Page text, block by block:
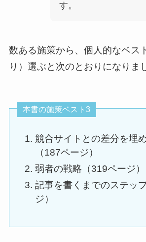
す。
数ある施策から、個人的なベス
り）選ぶと次のとおりになりま
本書の施策ベスト3
競合サイトとの差分を埋
（187ページ）
弱者の戦略（319ページ）
記事を書くまでのステッ
ジ）